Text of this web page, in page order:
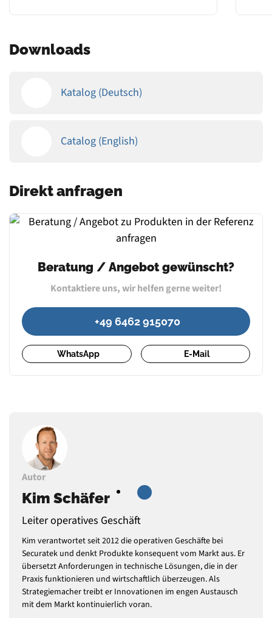
Downloads
Katalog (Deutsch)
Catalog (English)
Direkt anfragen
Beratung / Angebot gewünscht?
Kontaktiere uns, wir helfen gerne weiter!
+49 6462 915070
WhatsApp E-Mail
Autor
Kim Schäfer
Leiter operatives Geschäft
Kim verantwortet seit 2012 die operativen Geschäfte bei
Securatek und denkt Produkte konsequent vom Markt aus. Er
übersetzt Anforderungen in technische Lösungen, die in der
Praxis funktionieren und wirtschaftlich überzeugen. Als
Strategiemacher treibt er Innovationen im engen Austausch
mit dem Markt kontinuierlich voran.